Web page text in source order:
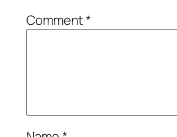
Comment*